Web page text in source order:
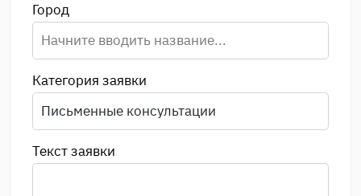
Город
Категория заявки
Текст заявки